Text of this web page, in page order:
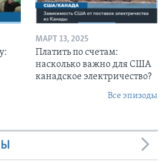
МАРТ 13, 2025
Платить по счетам:
насколько важно для США
канадское электричество?
Все эпизоды